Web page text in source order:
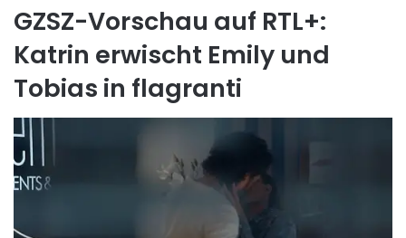
GZSZ-Vorschau auf RTL+:
Katrin erwischt Emily und
Tobias in flagranti